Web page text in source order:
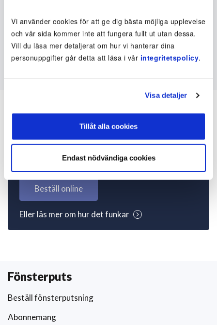
Vi använder cookies för att ge dig bästa möjliga upplevelse
och vår sida kommer inte att fungera fullt ut utan dessa.
Vill du läsa mer detaljerat om hur vi hanterar dina
personuppgifter går detta att läsa i vår integritetspolicy.
Visa detaljer
Tillåt alla cookies
Endast nödvändiga cookies
Inte kund ännu? Kom
igång nu!
Beställ online
Eller läs mer om hur det funkar
Fönsterputs
Beställ fönsterputsning
Abonnemang